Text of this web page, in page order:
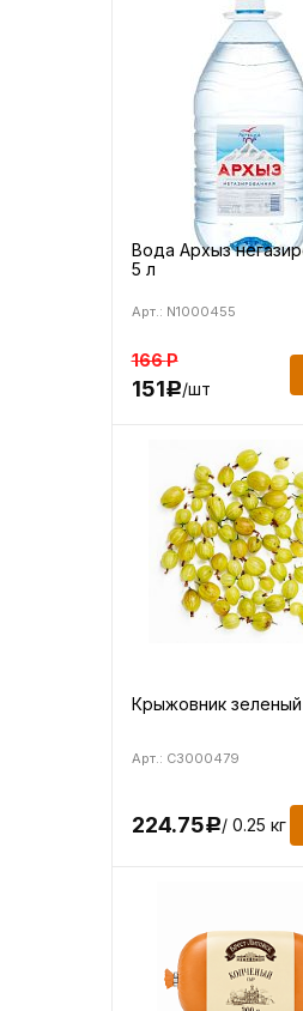
Вода Архыз
5 л
Арт.: N1000455
166Р
151Р/шт
Крыжовник зеленый
Арт.: C3000479
224.75Р/ 0.25 кг